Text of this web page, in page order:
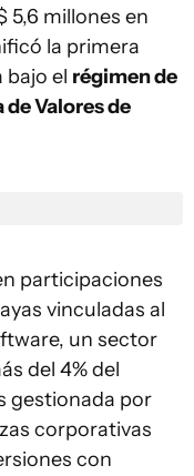
5,6 millones en
la primera
bajo el régimen de
Valores de
participaciones
vinculadas al
un sector
del 4% del
gestionada por
corporativas
con